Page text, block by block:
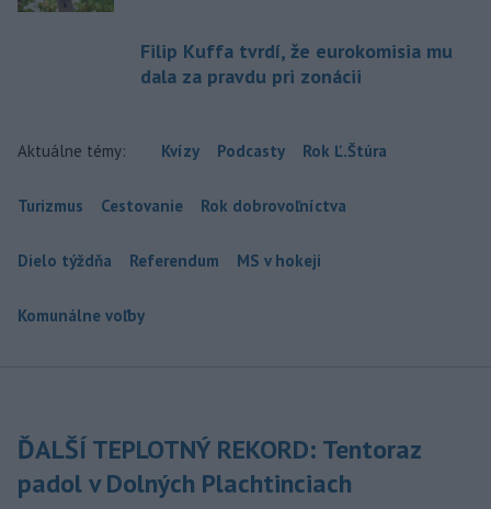
Filip Kuffa tvrdí, že eurokomisia mu
dala za pravdu pri zonácii
Aktuálne témy: Kvízy Podcasty Rok Ľ.Štúra
Turizmus Cestovanie Rok dobrovoľníctva
Dielo týždňa Referendum MS v hokeji
Komunálne voľby
ĎALŠÍ TEPLOTNÝ REKORD: Tentoraz
padol v Dolných Plachtinciach